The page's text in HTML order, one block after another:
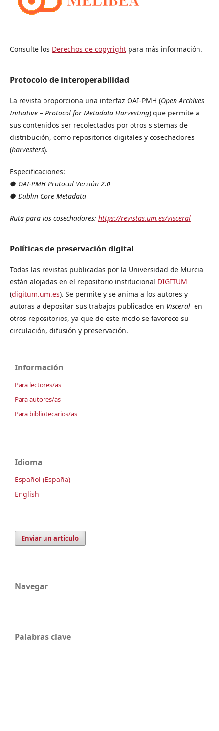
Consulte los Derechos de copyright para más información.
Protocolo de interoperabilidad
La revista proporciona una interfaz OAI-PMH (Open Archives
Initiative – Protocol for Metadata Harvesting) que permite a
sus contenidos ser recolectados por otros sistemas de
distribución, como repositorios digitales y cosechadores
(harvesters).
Especificaciones:
● OAI-PMH Protocol Versión 2.0
● Dublin Core Metadata
Ruta para los cosechadores: https://revistas.um.es/visceral
Políticas de preservación digital
Todas las revistas publicadas por la Universidad de Murcia
están alojadas en el repositorio institucional DIGITUM
(digitum.um.es). Se permite y se anima a los autores y
autoras a depositar sus trabajos publicados en Visceral en
otros repositorios, ya que de este modo se favorece su
circulación, difusión y preservación.
Información
Para lectores/as
Para autores/as
Para bibliotecarios/as
Idioma
Español (España)
English
Enviar un artículo
Navegar
Palabras clave